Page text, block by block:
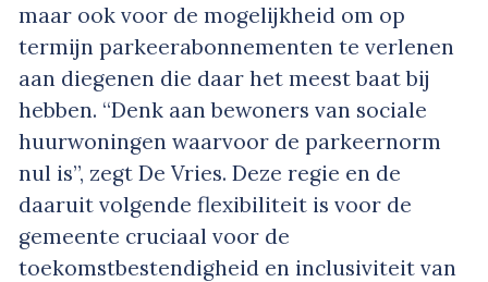
maar ook voor de mogelijkheid om op
termijn parkeerabonnementen te verlenen
aan diegenen die daar het meest baat bij
hebben. “Denk aan bewoners van sociale
huurwoningen waarvoor de parkeernorm
nul is”, zegt De Vries. Deze regie en de
daaruit volgende flexibiliteit is voor de
gemeente cruciaal voor de
toekomstbestendigheid en inclusiviteit van